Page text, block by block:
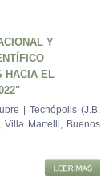
Y
HACIA EL
| Tecnópolis (J.B.
Martelli, Buenos